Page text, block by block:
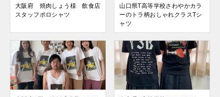
大阪府 焼肉しょう様 飲食店
スタッフポロシャツ
山口県T高等学校さわやかカラ
ーのトラ柄おしゃれクラスTシ
ャツ